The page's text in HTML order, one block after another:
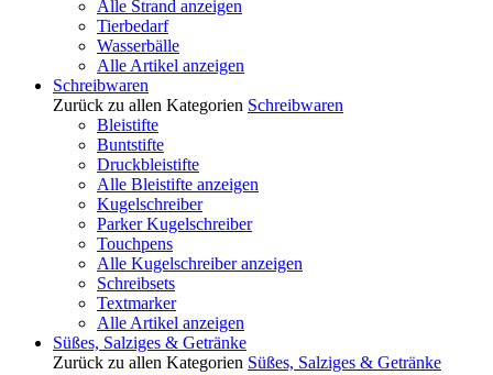
Alle Strand anzeigen
Tierbedarf
Wasserbälle
Alle Artikel anzeigen
Schreibwaren
Zurück zu allen Kategorien Schreibwaren
Bleistifte
Buntstifte
Druckbleistifte
Alle Bleistifte anzeigen
Kugelschreiber
Parker Kugelschreiber
Touchpens
Alle Kugelschreiber anzeigen
Schreibsets
Textmarker
Alle Artikel anzeigen
Süßes, Salziges & Getränke
Zurück zu allen Kategorien Süßes, Salziges & Getränke